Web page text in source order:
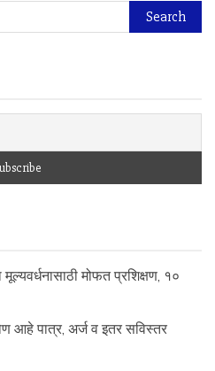
मोफत प्रशिक्षण, १०
आहे पात्र, अर्ज व इतर सविस्तर